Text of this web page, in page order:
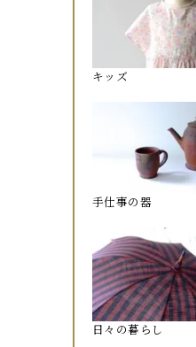
キッズ
手仕事の器
日々の暮らし